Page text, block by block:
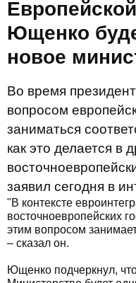
Ющенко
новое
Во время
вопросом
заниматься
как это делается в
заявил сегодня в
"В контексте
восточноевропейских
этим вопросом
– сказал он.
Ющенко подчеркнул,